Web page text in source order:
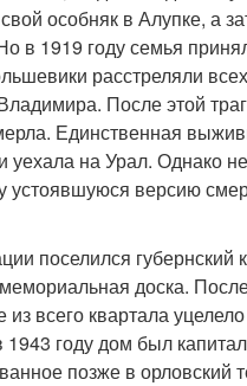
особняк в Алупке, а
в 1919 году семья
расстреляли
После этой
Единственная
на Урал. Однако
версию
поселился губернский
доска.
всего квартала
году дом был
позже в орловский